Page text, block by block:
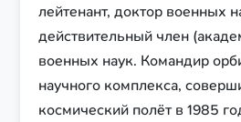
лейтенант, доктор военных
действительный член
военных наук. Командир
научного комплекса,
космический полёт в 1985